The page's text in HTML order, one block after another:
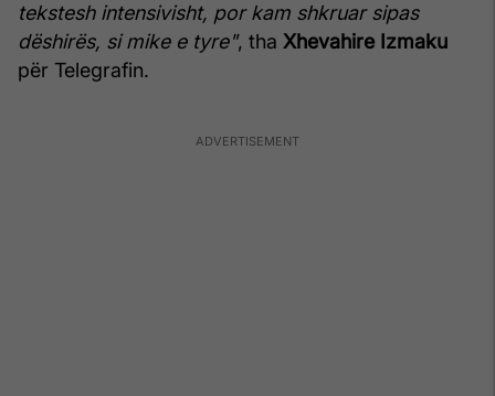
tekstesh intensivisht, por kam shkruar sipas
dëshirës, si mike e tyre", tha Xhevahire Izmaku
për Telegrafin.